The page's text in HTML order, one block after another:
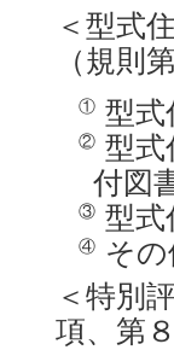
＜型式
（規則
① 型式
② 型式
付図
③ 型式
④
そ
＜特別
項、第